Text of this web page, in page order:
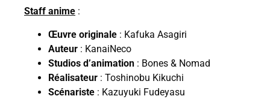
Staff anime :
Œuvre originale : Kafuka Asagiri
Auteur : KanaiNeco
Studios d’animation : Bones & Nomad
Réalisateur : Toshinobu Kikuchi
Scénariste : Kazuyuki Fudeyasu